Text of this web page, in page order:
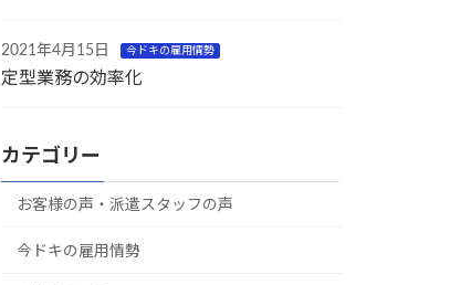
2021年4月15日 今ドキの雇用情勢
定型業務の効率化
カテゴリー
お客様の声・派遣スタッフの声
今ドキの雇用情勢